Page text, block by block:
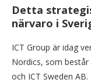
Detta
närvaro i
ICT Group är idag
Nordics, som består
och ICT Sweden